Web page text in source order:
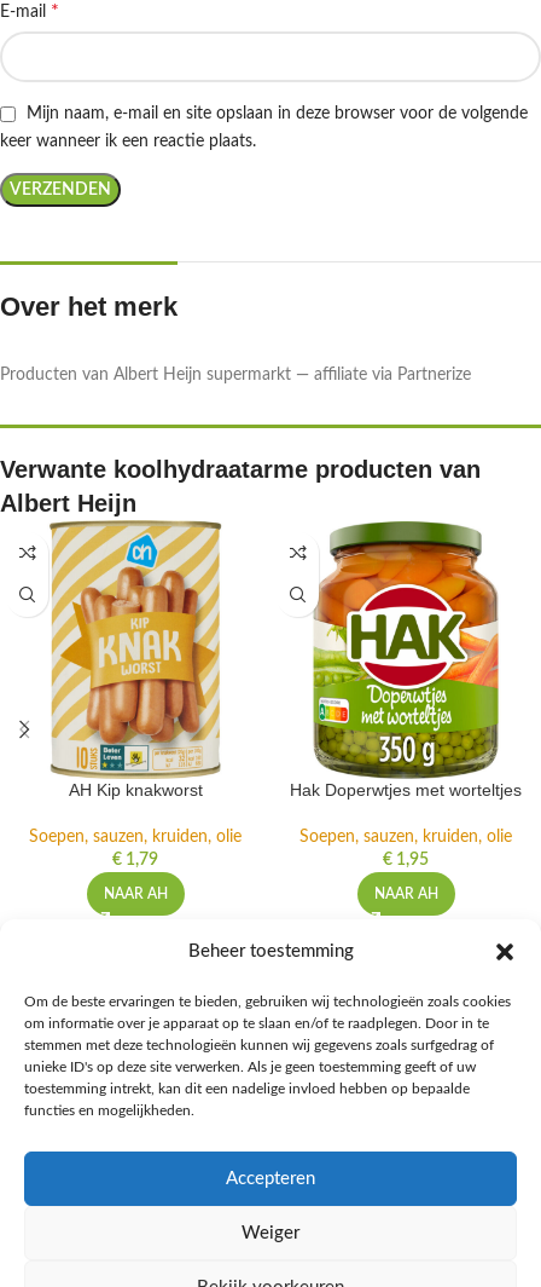
Beheer toestemming
Om de beste ervaringen te bieden, gebruiken wij technologieën zoals cookies
om informatie over je apparaat op te slaan en/of te raadplegen. Door in te
stemmen met deze technologieën kunnen wij gegevens zoals surfgedrag of
unieke ID's op deze site verwerken. Als je geen toestemming geeft of uw
toestemming intrekt, kan dit een nadelige invloed hebben op bepaalde
functies en mogelijkheden.
Accepteren
Weiger
E-mail *
Mijn naam, e-mail en site opslaan in deze browser voor de volgende
keer wanneer ik een reactie plaats.
Over het merk
Producten van Albert Heijn supermarkt — affiliate via Partnerize
Verwante koolhydraatarme producten van
Albert Heijn
AH Kip knakworst
Soepen, sauzen, kruiden, olie
€ 1,79
NAAR AH
Hak Doperwtjes met worteltjes
Soepen, sauzen, kruiden, olie
€ 1,95
NAAR AH
Ontdek de beste keto-vriendelijke keuzes van Albert Heijn, verrijk je
kennis met onze diepgaande blogs over het keto-dieet, en deel jouw
favoriete keto recepten in onze bruisende online gemeenschap!